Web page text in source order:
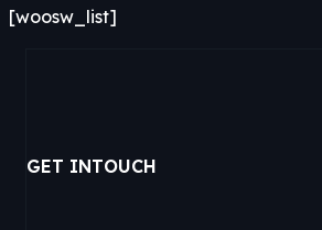
[woosw_list]
GET INTOUCH